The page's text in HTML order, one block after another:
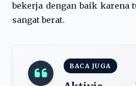
bekerja dengan baik karena
sangat berat.
BACA JUGA